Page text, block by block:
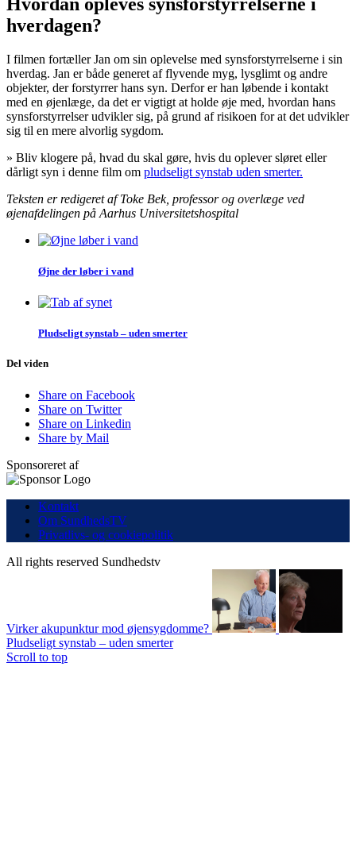
hverdagen?
I filmen fortæller Jan om sin oplevelse med synsforstyrrelserne i sin
hverdag. Jan er både generet af flyvende myg, lysglimt og andre
objekter, der forstyrrer hans syn. Derfor er han løbende i kontakt
med en øjenlæge, da det er vigtigt at holde øje med, hvordan hans
synsforstyrrelser udvikler sig, på grund af risikoen for at det udvikler
sig til en mere alvorlig sygdom.
» Bliv klogere på, hvad du skal gøre, hvis du oplever sløret eller
dårligt syn i denne film om pludseligt synstab uden smerter.
Teksten er redigeret af Toke Bek, professor og overlæge ved
øjenafdelingen på Aarhus Universitetshospital
Øjne der løber i vand
Pludseligt synstab – uden smerter
Del viden
Share on Facebook
Share on Twitter
Share on Linkedin
Share by Mail
Sponsoreret af
Kontakt
Om SundhedsTV
Privatlivs- og cookiepolitik
All rights reserved Sundhedstv
Virker akupunktur mod øjensygdomme?
Pludseligt synstab – uden smerter
Scroll to top